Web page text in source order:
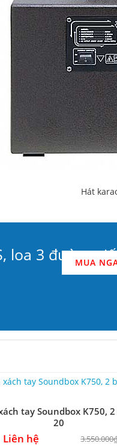
Hát
loa 3 đường
MUA
tay Soundbox K750, 2
20
Liên hệ